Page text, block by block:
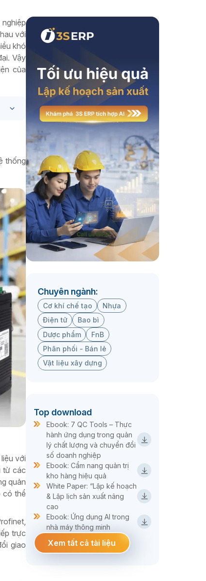
Xem thêm
với
khó
Vậy
của
thống
với
từ các
quản
có thể
trực
giao
Chuyên ngành:
Cơ khí chế tạo
Nhựa
Điện tử
Bao bì
Dược phẩm
FnB
Phân phối - Bán lẻ
Vật liệu xây dựng
Top download
Ebook: 7 QC Tools – Thực
hành ứng dụng trong quản
lý chất lượng và chuyển đổi
số doanh nghiệp
Ebook: Cẩm nang quản trị
kho hàng hiệu quả
White Paper: “Lập kế hoạch
& Lập lịch sản xuất nâng
cao
Ebook: Ứng dụng AI trong
nhà máy thông minh
Xem tất cả tài liệu